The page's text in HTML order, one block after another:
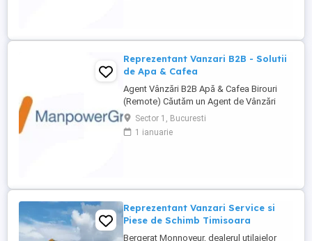
echipamente industriale din Europa,
Reprezentanți de Vânzări Tehnice pentru
Reprezentant Vanzari B2B - Solutii
de Apa & Cafea
Agent Vânzări B2B Apă & Cafea Birouri
(Remote) Căutăm un Agent de Vânzări
B2B motivat, orientat spre rezultate, pentru
promovarea soluțiilor de apă și cafea
dedicate mediului office. Zonă
Sector 1, Bucuresti
1 ianuarie
Reprezentant Vanzari Service si
Piese de Schimb Timisoara
Bergerat Monnoyeur, dealerul utilajelor